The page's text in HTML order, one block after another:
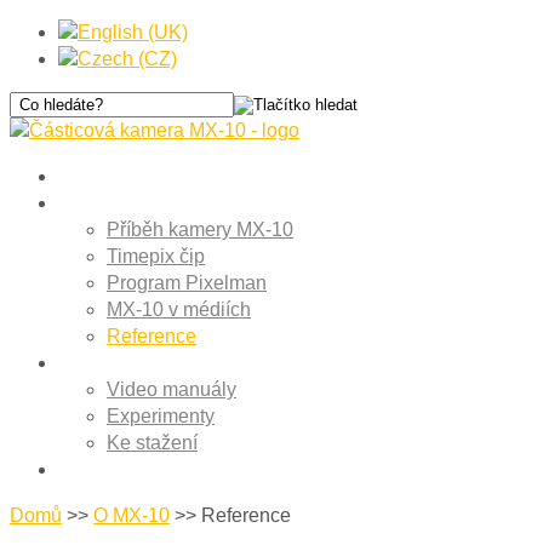
Příběh kamery MX-10
Timepix čip
Program Pixelman
MX-10 v médiích
Reference
Video manuály
Experimenty
Ke stažení
Domů >> O MX-10 >> Reference